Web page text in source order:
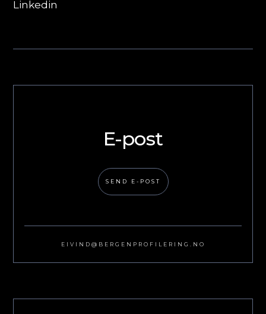
Linkedin
E-post
SEND E-POST
EIVIND@BERGENPROFILERING.NO